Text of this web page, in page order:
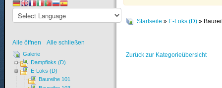
Startseite » E-Loks (D) »
Zurück zur Kategorieübersicht
Alle öffnen Alle schließen
Galerie
Dampfloks (D)
E-Loks (D)
Baureihe 101